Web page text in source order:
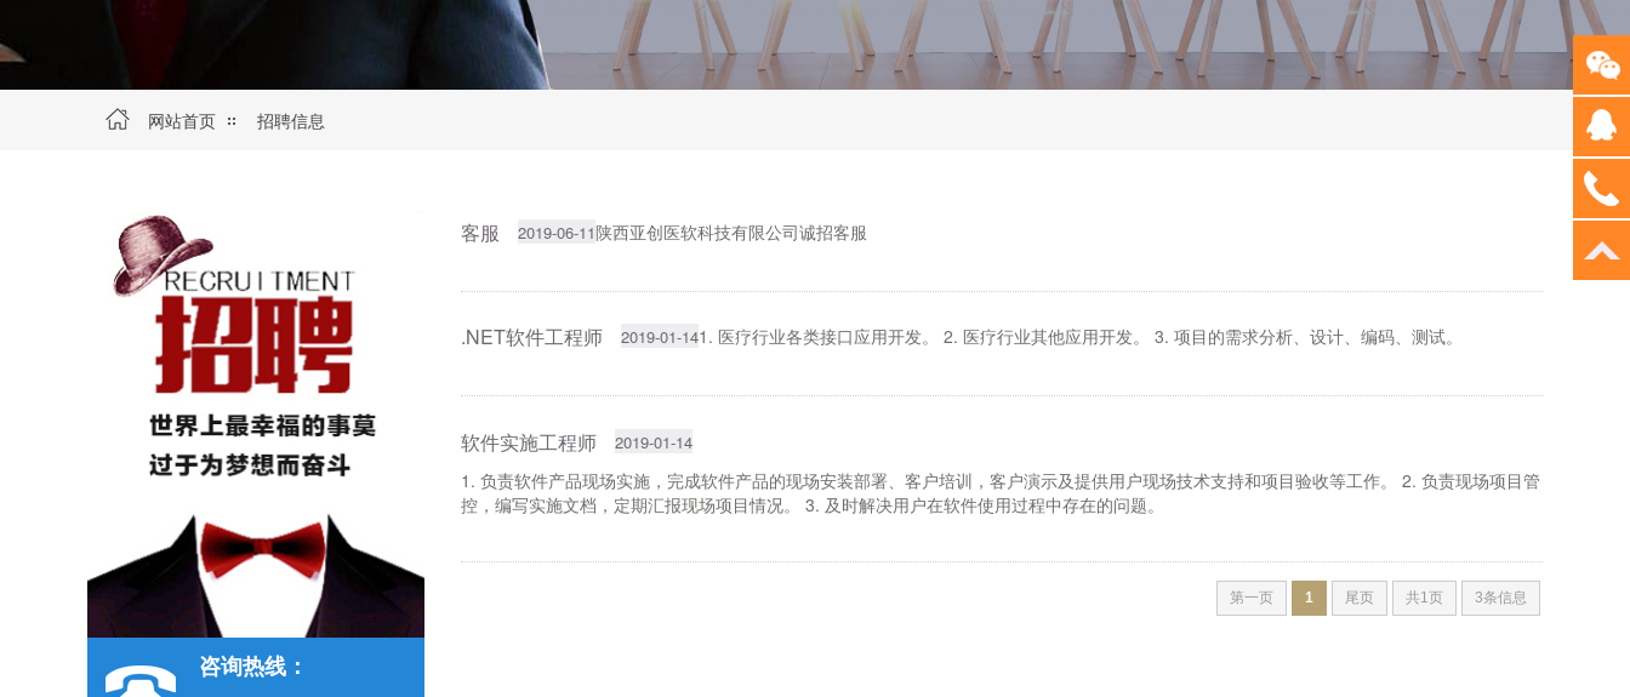
网站首页 招聘信息
咨询热线：
客服 2019-06-11陕西亚创医软科技有限公司诚招客服
.NET软件工程师 2019-01-141. 医疗行业各类接口应用开发。 2. 医疗行业其他应用开发。 3. 项目的需求分析、设计、编码、测试。
软件实施工程师 2019-01-14
1. 负责软件产品现场实施，完成软件产品的现场安装部署、客户培训，客户演示及提供用户现场技术支持和项目验收等工作。 2. 负责现场项目管
控，编写实施文档，定期汇报现场项目情况。 3. 及时解决用户在软件使用过程中存在的问题。
第一页 1 尾页 共1页 3条信息